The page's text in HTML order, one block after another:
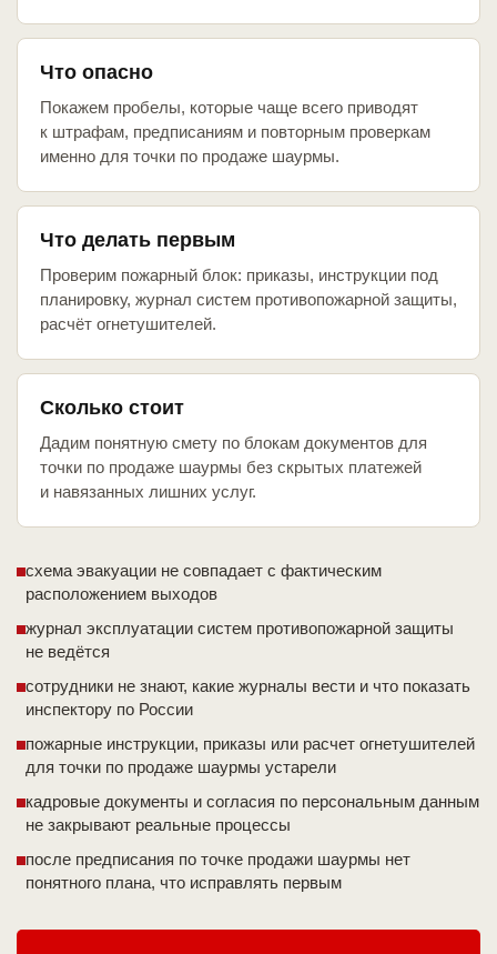
Что опасно
Покажем пробелы, которые чаще всего приводят
к штрафам, предписаниям и повторным проверкам
именно для точки по продаже шаурмы.
Что делать первым
Проверим пожарный блок: приказы, инструкции под
планировку, журнал систем противопожарной защиты,
расчёт огнетушителей.
Сколько стоит
Дадим понятную смету по блокам документов для
точки по продаже шаурмы без скрытых платежей
и навязанных лишних услуг.
схема эвакуации не совпадает с фактическим
расположением выходов
журнал эксплуатации систем противопожарной защиты
не ведётся
сотрудники не знают, какие журналы вести и что показать
инспектору по России
пожарные инструкции, приказы или расчет огнетушителей
для точки по продаже шаурмы устарели
кадровые документы и согласия по персональным данным
не закрывают реальные процессы
после предписания по точке продажи шаурмы нет
понятного плана, что исправлять первым